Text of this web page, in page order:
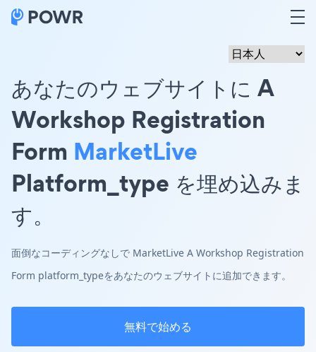
あなたのウェブサイトに A
Workshop Registration
Form MarketLive
Platform_type を埋め込みま
す。
面倒なコーディングなしで MarketLive A Workshop Registration
Form platform_typeをあなたのウェブサイトに追加できます。
無料で始める